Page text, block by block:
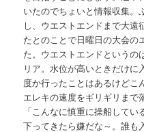
いたのでちょいと情報収集。
し、ウエストエンドまで大遠
たとのことで日曜日の大会の
た。ウエストエンドというの
リア。水位が高いときだけ
度か行ったことはあるけどこ
エレキの速度をギリギリまで
「こんなに慎重に操船して
下ってきたら嫌だな～。誰も